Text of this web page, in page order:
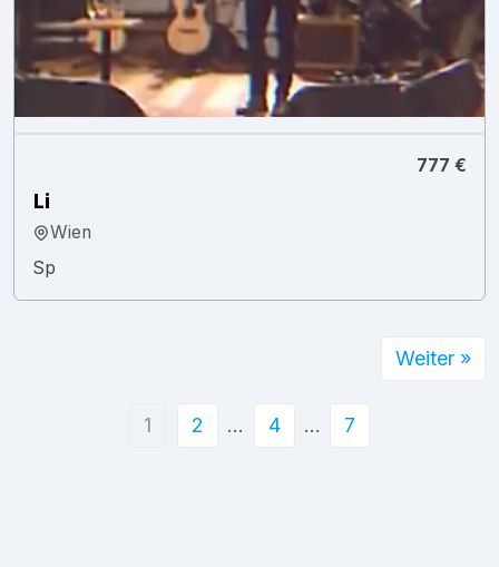
777 €
Li
Wien
Sp
1 2 … 4 … 7
Weiter »